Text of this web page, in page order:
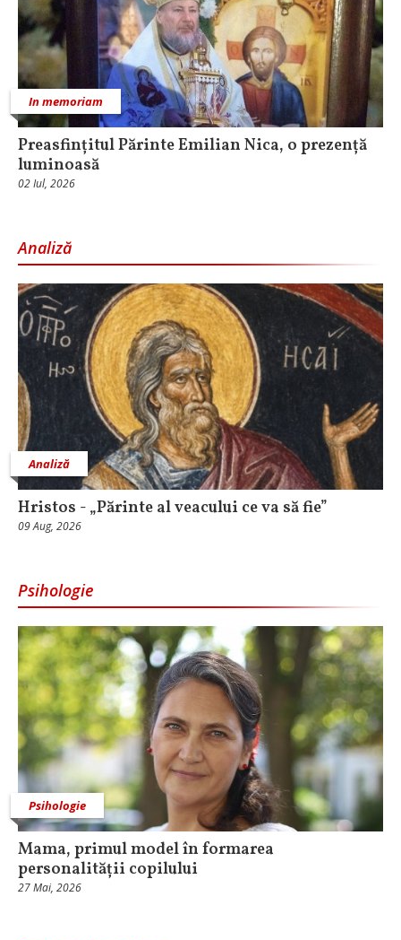
In memoriam
Preasfințitul Părinte Emilian Nica, o prezență
luminoasă
02 Iul, 2026
Analiză
Analiză
Hristos - „Părinte al veacului ce va să fie”
09 Aug, 2026
Psihologie
Psihologie
Mama, primul model în formarea
personalității copilului
27 Mai, 2026